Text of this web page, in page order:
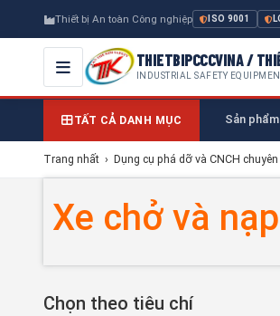
Thiết bị An toàn Công nghiệp ISO 9001
THIETBIPCCCVINA /
INDUSTRIAL SAFETY
TẤT CẢ DANH MỤC Sản phẩm
Trang nhất › Dụng cụ phá dỡ và CNCH
Xe chở và
Chọn theo tiêu chí